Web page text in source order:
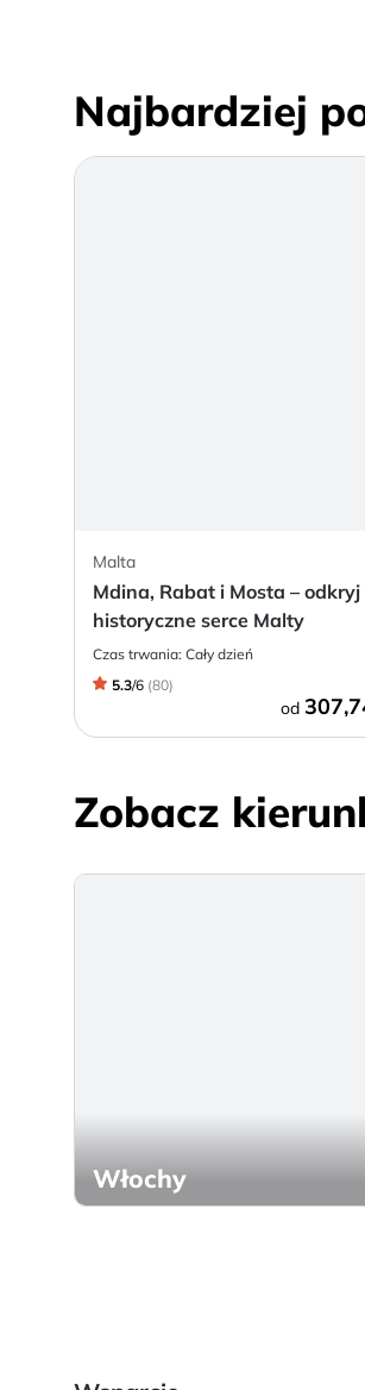
Najbardziej
Malta
Mdina, Rabat i Mosta – odkryj
historyczne serce Malty
Czas trwania: Cały dzień
5.3/6 (80)
od
Zobacz
Włochy